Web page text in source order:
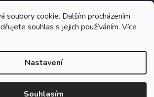
soubory cookie. Dalším procházením
souhlas s jejich používáním. Více
Nastavení
Souhlasím
na Instagramu